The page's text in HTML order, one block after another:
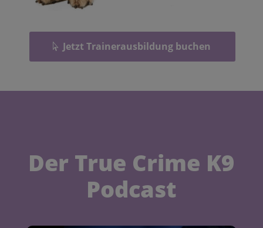
Jetzt Trainerausbildung buchen
Der True Crime K9
Podcast